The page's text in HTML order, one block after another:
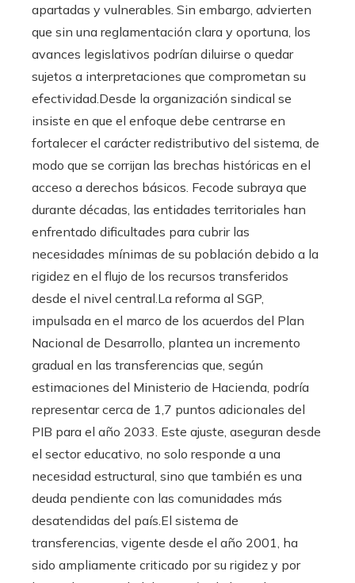
apartadas y vulnerables. Sin embargo, advierten
que sin una reglamentación clara y oportuna, los
avances legislativos podrían diluirse o quedar
sujetos a interpretaciones que comprometan su
efectividad.Desde la organización sindical se
insiste en que el enfoque debe centrarse en
fortalecer el carácter redistributivo del sistema, de
modo que se corrijan las brechas históricas en el
acceso a derechos básicos. Fecode subraya que
durante décadas, las entidades territoriales han
enfrentado dificultades para cubrir las
necesidades mínimas de su población debido a la
rigidez en el flujo de los recursos transferidos
desde el nivel central.La reforma al SGP,
impulsada en el marco de los acuerdos del Plan
Nacional de Desarrollo, plantea un incremento
gradual en las transferencias que, según
estimaciones del Ministerio de Hacienda, podría
representar cerca de 1,7 puntos adicionales del
PIB para el año 2033. Este ajuste, aseguran desde
el sector educativo, no solo responde a una
necesidad estructural, sino que también es una
deuda pendiente con las comunidades más
desatendidas del país.El sistema de
transferencias, vigente desde el año 2001, ha
sido ampliamente criticado por su rigidez y por